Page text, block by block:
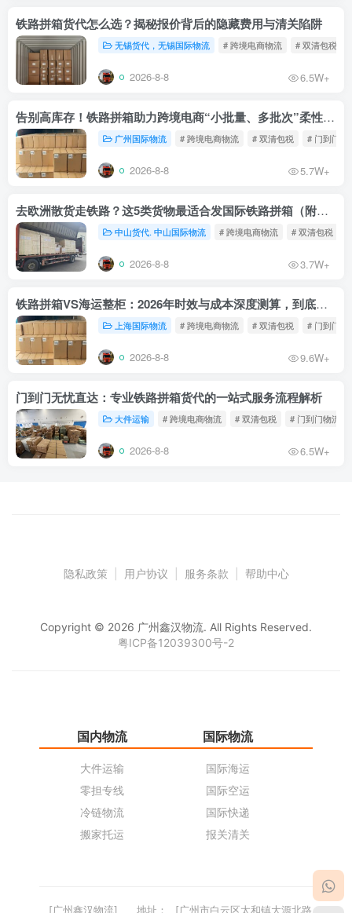
铁路拼箱货代怎么选？揭秘报价背后的隐藏费用与清关陷阱
无锡货代，无锡国际物流 # 跨境电商物流 # 双清包税
2026-8-8 6.5W+
告别高库存！铁路拼箱助力跨境电商“小批量、多批次”柔性补货
广州国际物流 # 跨境电商物流 # 双清包税 # 门到门物
2026-8-8 5.7W+
去欧洲散货走铁路？这5类货物最适合发国际铁路拼箱（附禁运清单）
中山货代. 中山国际物流 # 跨境电商物流 # 双清包税
2026-8-8 3.7W+
铁路拼箱VS海运整柜：2026年时效与成本深度测算，到底能省多少钱？
上海国际物流 # 跨境电商物流 # 双清包税 # 门到门物
2026-8-8 9.6W+
门到门无忧直达：专业铁路拼箱货代的一站式服务流程解析
大件运输 # 跨境电商物流 # 双清包税 # 门到门物流
2026-8-8 6.5W+
隐私政策 用户协议 服务条款 帮助中心
Copyright © 2026 广州鑫汉物流. All Rights Reserved.
粤ICP备12039300号-2
国内物流
大件运输
零担专线
冷链物流
搬家托运
国际物流
国际海运
国际空运
国际快递
报关清关
[广州鑫汉物流] 地址： [广州市白云区太和镇大源北路